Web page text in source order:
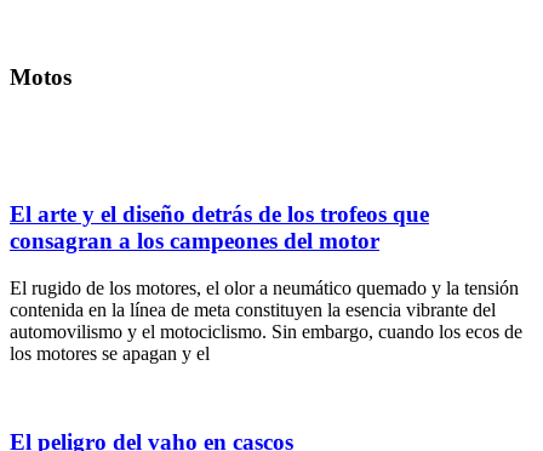
Motos
El arte y el diseño detrás de los trofeos que
consagran a los campeones del motor
El rugido de los motores, el olor a neumático quemado y la tensión
contenida en la línea de meta constituyen la esencia vibrante del
automovilismo y el motociclismo. Sin embargo, cuando los ecos de
los motores se apagan y el
El peligro del vaho en cascos